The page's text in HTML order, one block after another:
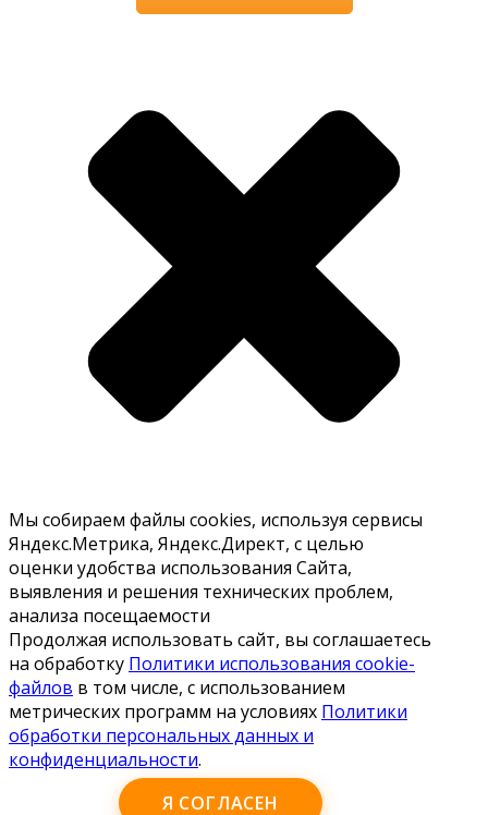
Мы собираем файлы cookies, используя сервисы
Яндекс.Метрика, Яндекс.Директ, с целью
оценки удобства использования Сайта,
выявления и решения технических проблем,
анализа посещаемости
Продолжая использовать сайт, вы соглашаетесь
на обработку Политики использования cookie-
файлов в том числе, с использованием
метрических программ на условиях Политики
обработки персональных данных и
конфиденциальности.
Я СОГЛАСЕН